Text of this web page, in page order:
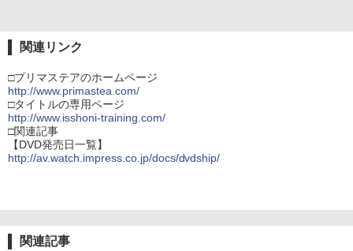
関連リンク
□プリマステアのホームページ
http://www.primastea.com/
□タイトルの専用ページ
http://www.isshoni-training.com/
□関連記事
【DVD発売日一覧】
http://av.watch.impress.co.jp/docs/dvdship/
関連記事